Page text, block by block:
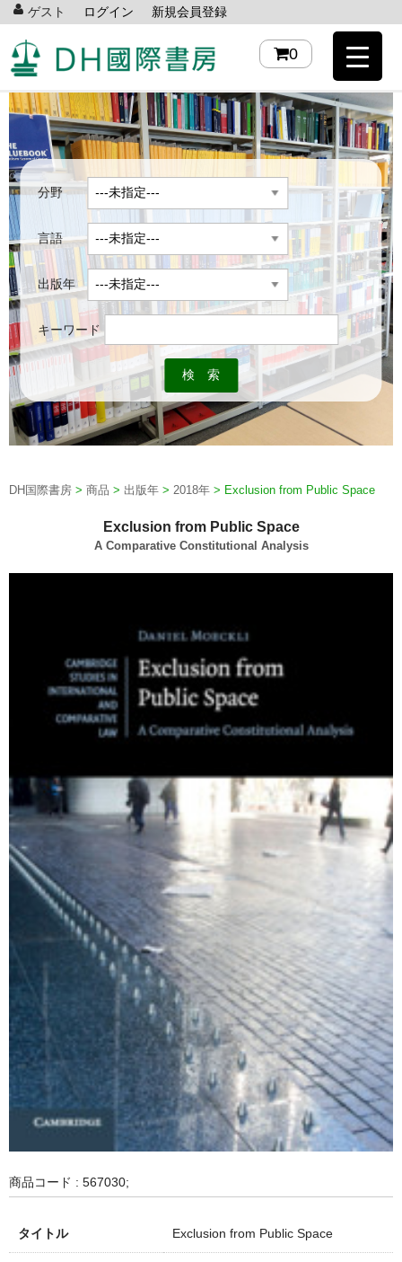
ゲスト ログイン 新規会員登録
0
分野
言語
出版年
キーワード
DH国際書房 > 商品 > 出版年 > 2018年 > Exclusion from Public Space
Exclusion from Public Space
A Comparative Constitutional Analysis
商品コード : 567030;
タイトル Exclusion from Public Space